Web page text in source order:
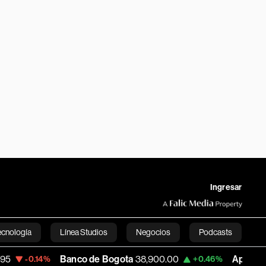
Ingresar
Línea Studios Negocios Podcasts
English
Banco de Bogota 38,900.00 +0.46% Apple 313.305